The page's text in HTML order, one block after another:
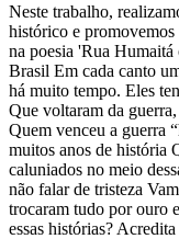
Neste trabalho,
histórico e
na poesia 'Rua Humaitá
Brasil Em cada canto
há muito tempo. Eles
Que voltaram da
Quem venceu a guerra
muitos anos de história
caluniados no meio
não falar de tristeza
trocaram tudo por ouro
essas histórias? Acredita